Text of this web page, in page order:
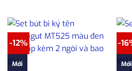
-12%
Mới
-
Mới